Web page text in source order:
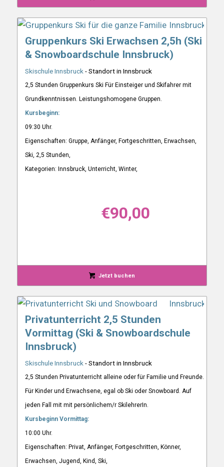
Gruppenkurs Ski Erwachsen 2,5h (Ski
& Snowboardschule Innsbruck)
Skischule Innsbruck- Standort in Innsbruck
2,5 Stunden Gruppenkurs Ski Für Einsteiger und Skifahrer mit
Grundkenntnissen. Leistungshomogene Gruppen.
Kursbeginn:
09:30 Uhr.
Eigenschaften: Gruppe, Anfänger, Fortgeschritten, Erwachsen,
Ski, 2,5 Stunden,
Kategorien: Innsbruck, Unterricht, Winter,
€90,00
Jetzt buchen
Privatunterricht 2,5 Stunden
Vormittag (Ski & Snowboardschule
Innsbruck)
Skischule Innsbruck - Standort in Innsbruck
2,5 Stunden Privatunterricht alleine oder für Familie und Freunde.
Für Kinder und Erwachsene, egal ob Ski oder Snowboard. Auf
jeden Fall mit mit persönlichem/r SkilehrerIn.
Kursbeginn Vormittag:
10:00 Uhr.
Eigenschaften: Privat, Anfänger, Fortgeschritten, Könner,
Erwachsen, Jugend, Kind, Ski,